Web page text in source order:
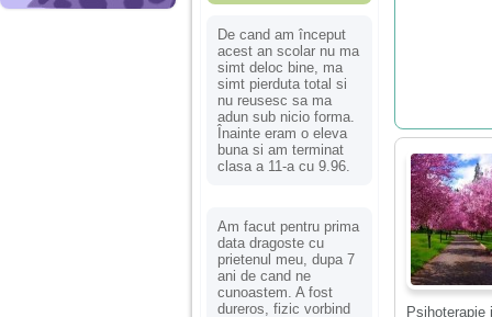
De cand am început
acest an scolar nu ma
simt deloc bine, ma
simt pierduta total si
nu reusesc sa ma
adun sub nicio forma.
Înainte eram o eleva
buna si am terminat
clasa a 11-a cu 9.96.
Am facut pentru prima
data dragoste cu
prietenul meu, dupa 7
ani de cand ne
cunoastem. A fost
dureros, fizic vorbind
Psihoterapie